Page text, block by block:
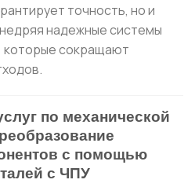
точность, но и
надежные системы
которые сокращают
по механической
с помощью
с ЧПУ